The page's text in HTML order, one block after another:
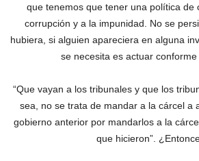
que tenemos que tener una política de
corrupción y a la impunidad. No se
hubiera, si alguien apareciera en alguna
se necesita es actuar conforme
“Que vayan a los tribunales y que los
sea, no se trata de mandar a la cárcel a
gobierno anterior por mandarlos a la
que hicieron”.